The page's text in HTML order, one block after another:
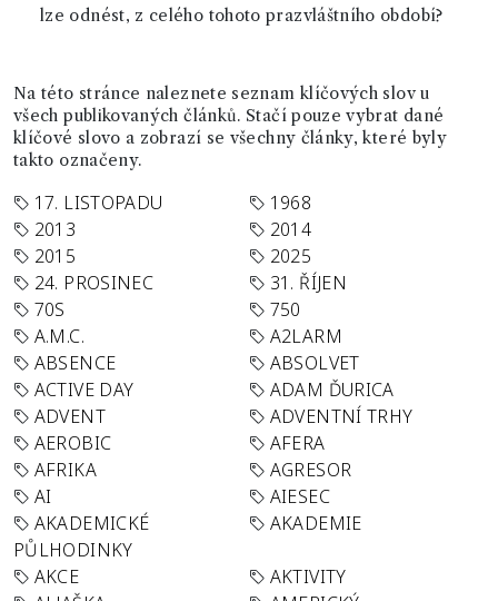
lze odnést, z celého tohoto prazvláštního období?
Na této stránce naleznete seznam klíčových slov u
všech publikovaných článků. Stačí pouze vybrat dané
klíčové slovo a zobrazí se všechny články, které byly
takto označeny.
17. LISTOPADU
1968
2013
2014
2015
2025
24. PROSINEC
31. ŘÍJEN
70S
750
A.M.C.
A2LARM
ABSENCE
ABSOLVET
ACTIVE DAY
ADAM ĎURICA
ADVENT
ADVENTNÍ TRHY
AEROBIC
AFERA
AFRIKA
AGRESOR
AI
AIESEC
AKADEMICKÉ
PŮLHODINKY
AKADEMIE
AKCE
AKTIVITY